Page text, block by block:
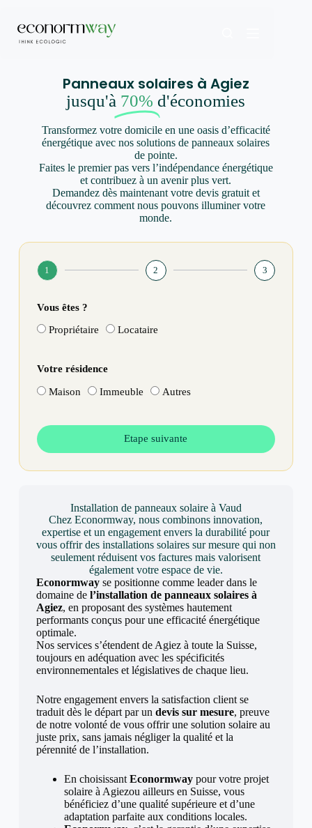
Panneaux solaires à Agiez
jusqu'à 70% d'économies
Transformez votre domicile en une oasis d’efficacité
énergétique avec nos solutions de panneaux solaires
de pointe.
Faites le premier pas vers l’indépendance énergétique
et contribuez à un avenir plus vert.
Demandez dès maintenant votre devis gratuit et
découvrez comment nous pouvons illuminer votre
monde.
1 2 3
Vous êtes ?
Propriétaire Locataire
Votre résidence
Maison Immeuble Autres
Etape suivante
Installation de panneaux solaire à Vaud
Chez Econormway, nous combinons innovation,
expertise et un engagement envers la durabilité pour
vous offrir des installations solaires sur mesure qui non
seulement réduisent vos factures mais valorisent
également votre espace de vie.
Econormwayse positionne comme leader dans le
domaine de l’installation de panneaux solaires à
Agiez, en proposant des systèmes hautement
performants conçus pour une efficacité énergétique
optimale.
Nos services s’étendent de Agiez à toute la Suisse,
toujours en adéquation avec les spécificités
environnementales et législatives de chaque lieu.
Notre engagement envers la satisfaction client se
traduit dès le départ par un devis sur mesure, preuve
de notre volonté de vous offrir une solution solaire au
juste prix, sans jamais négliger la qualité et la
pérennité de l’installation.
En choisissant Econormwaypour votre projet
solaire à Agiezou ailleurs en Suisse, vous
bénéficiez d’une qualité supérieure et d’une
adaptation parfaite aux conditions locales.